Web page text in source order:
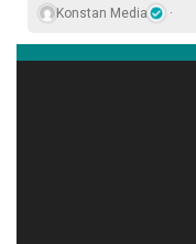
Konstan Media